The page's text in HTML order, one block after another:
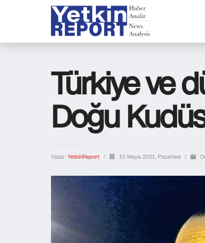
Türkiye ve
Doğu
Yazar: YetkinReport / 10 Mayıs 2021, Pazartesi /